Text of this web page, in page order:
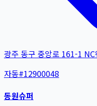
광주 동구 중앙로 161-1
자동#12900048
동원슈퍼